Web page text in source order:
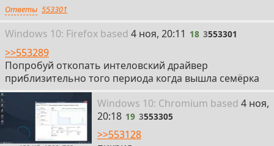
Ответы 553301
Windows 10: Firefox based 18
4 ноя, 20:11 18 3553301
>>553289
Попробуй откопать интеловский драйвер
приблизительно того периода когда вышла семёрка
Windows 10: Chromium based 19
4 ноя,
20:18 19 3553305
>>553128